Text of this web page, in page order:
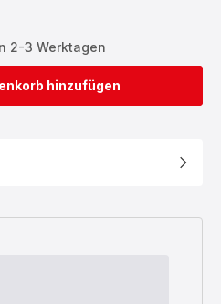
2-3 Werktagen
hinzufügen